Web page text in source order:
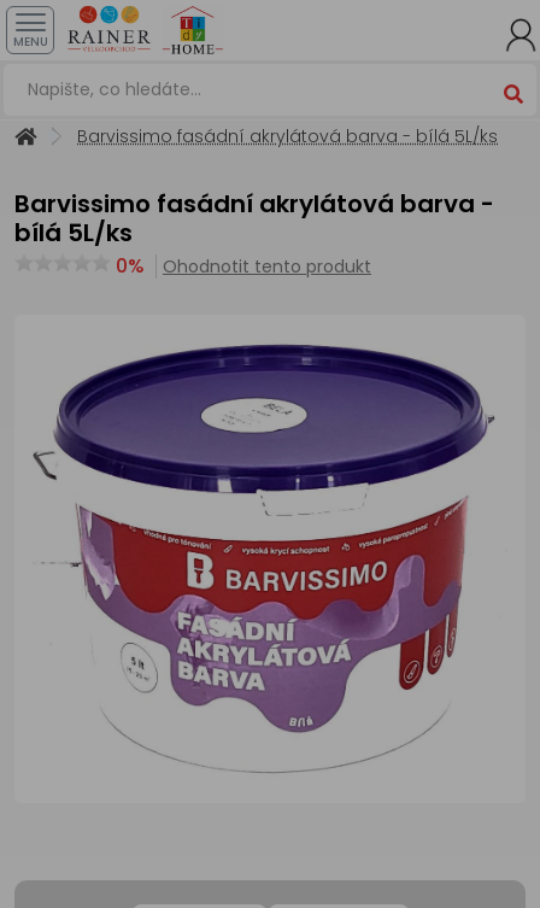
MENU
Barvissimo fasádní akrylátová barva - bílá 5L/ks
Barvissimo fasádní akrylátová barva -
bílá 5L/ks
0% Ohodnotit tento produkt